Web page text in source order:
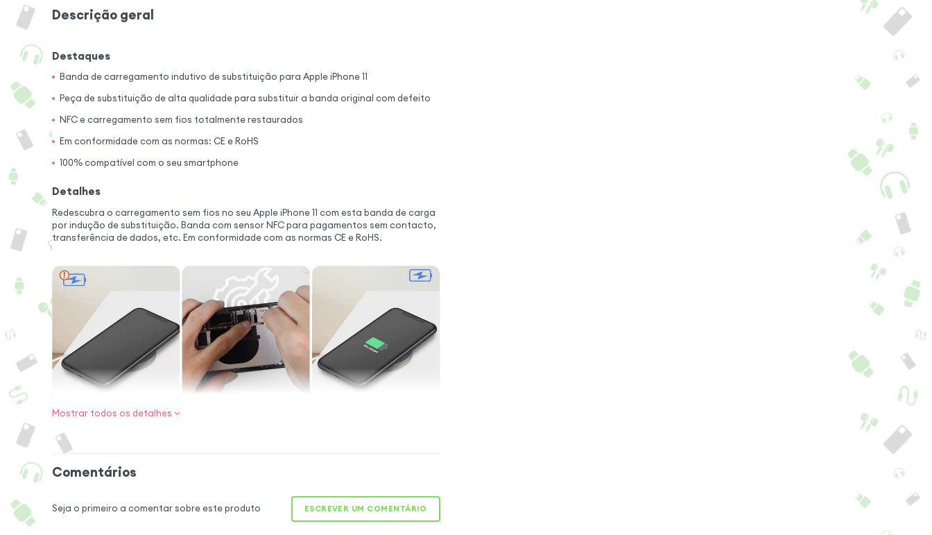
Descrição geral
Destaques
Banda de carregamento indutivo de substituição para Apple iPhone 11
Peça de substituição de alta qualidade para substituir a banda original com defeito
NFC e carregamento sem fios totalmente restaurados
Em conformidade com as normas: CE e RoHS
100% compatível com o seu smartphone
Detalhes
Redescubra o carregamento sem fios no seu Apple iPhone 11 com esta banda de carga
por indução de substituição. Banda com sensor NFC para pagamentos sem contacto,
transferência de dados, etc. Em conformidade com as normas CE e RoHS.
de carregamento por indução avariada por
esta nova e totalmente compatível. Para
Mostrar todos os detalhes
Comentários
Seja o primeiro a comentar sobre este produto ESCREVER UM COMENTÁRIO